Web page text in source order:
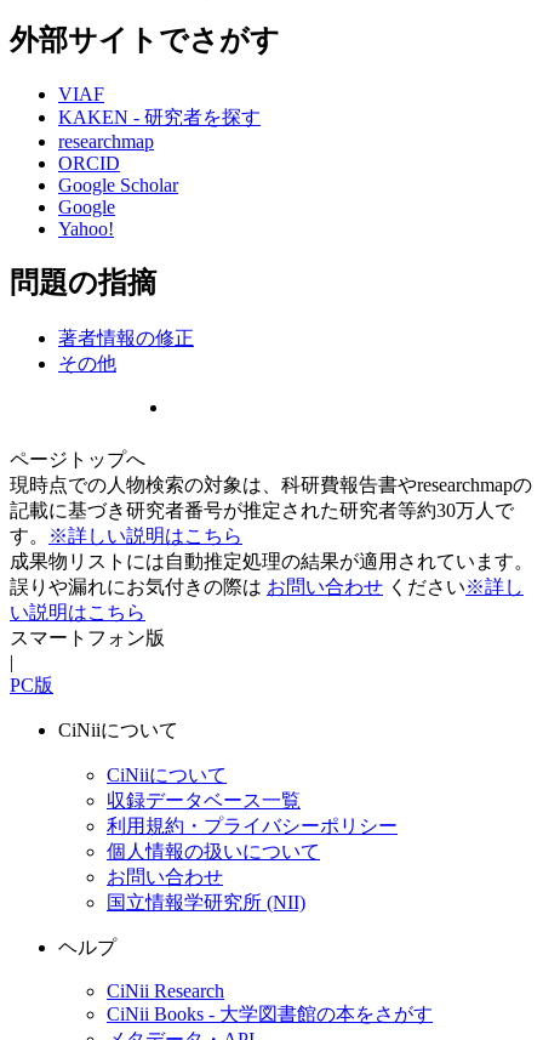
外部サイトでさがす
VIAF
KAKEN - 研究者を探す
researchmap
ORCID
Google Scholar
Google
Yahoo!
問題の指摘
著者情報の修正
その他
ページトップへ
現時点での人物検索の対象は、科研費報告書やresearchmapの
記載に基づき研究者番号が推定された研究者等約30万人で
す。
※詳しい説明はこちら
成果物リストには自動推定処理の結果が適用されています。
誤りや漏れにお気付きの際は お問い合わせ ください※詳し
い説明はこちら
スマートフォン版
|
PC版
CiNiiについて
CiNiiについて
収録データベース一覧
利用規約・プライバシーポリシー
個人情報の扱いについて
お問い合わせ
国立情報学研究所 (NII)
ヘルプ
CiNii Research
CiNii Books - 大学図書館の本をさがす